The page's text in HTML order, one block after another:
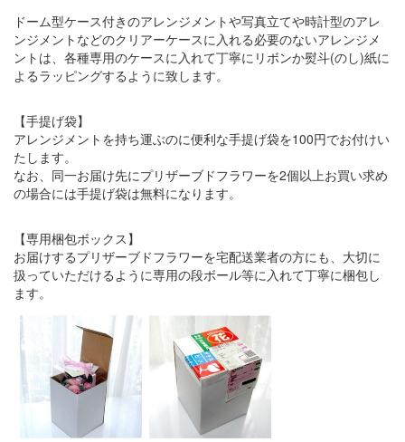
ドーム型ケース付きのアレンジメントや写真立てや時計型のアレ
ンジメントなどのクリアーケースに入れる必要のないアレンジメ
ントは、各種専用のケースに入れて丁寧にリボンか熨斗(のし)紙に
よるラッピングするように致します。
【手提げ袋】
アレンジメントを持ち運ぶのに便利な手提げ袋を100円でお付けい
たします。
なお、同一お届け先にプリザーブドフラワーを2個以上お買い求め
の場合には手提げ袋は無料になります。
【専用梱包ボックス】
お届けするプリザーブドフラワーを宅配送業者の方にも、大切に
扱っていただけるように専用の段ボール等に入れて丁寧に梱包し
ます。